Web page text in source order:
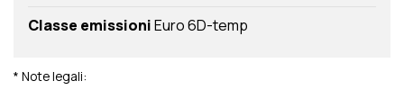
Classe emissioniEuro 6D-temp
* Note legali: